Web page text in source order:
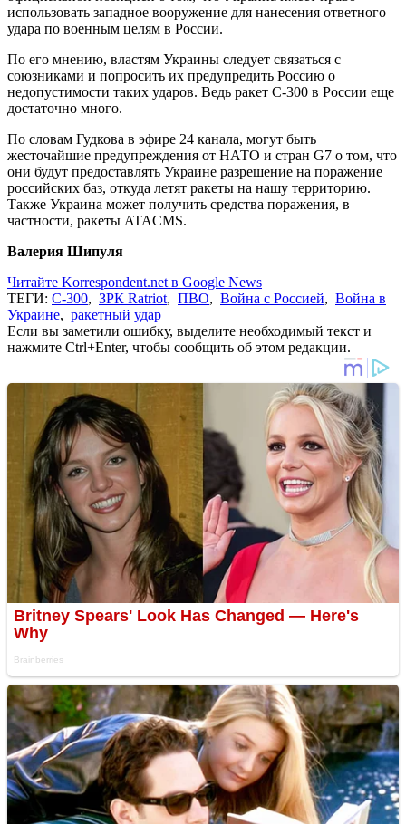
использовать западное вооружение для нанесения ответного
удара по военным целям в России.
По его мнению, властям Украины следует связаться с
союзниками и попросить их предупредить Россию о
недопустимости таких ударов. Ведь ракет С-300 в России еще
достаточно много.
По словам Гудкова в эфире 24 канала, могут быть
жесточайшие предупреждения от НАТО и стран G7 о том, что
они будут предоставлять Украине разрешение на поражение
российских баз, откуда летят ракеты на нашу территорию.
Также Украина может получить средства поражения, в
частности, ракеты ATACMS.
Валерия Шипуля
Читайте Korrespondent.net в Google News
ТЕГИ: С-300, ЗРК Ratriot, ПВО, Война с Россией, Война в
Украине, ракетный удар
Если вы заметили ошибку, выделите необходимый текст и
нажмите Ctrl+Enter, чтобы сообщить об этом редакции.